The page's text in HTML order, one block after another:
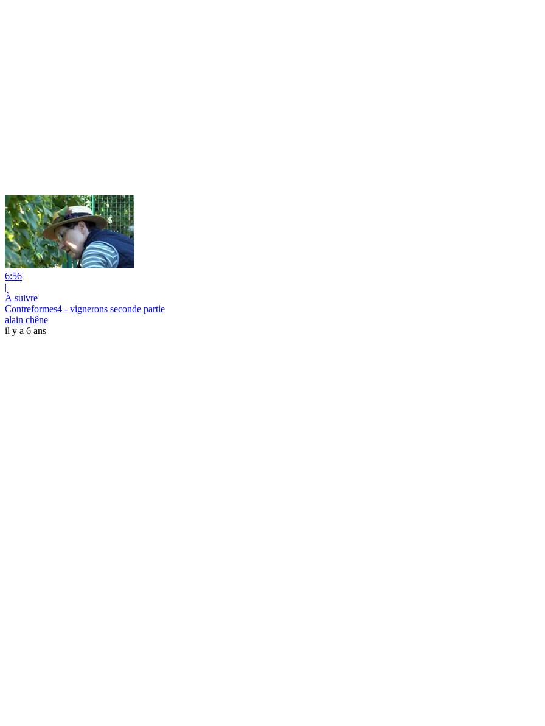
6:56
|
À suivre
Contreformes4 - vignerons seconde partie
alain chêne
il y a 6 ans